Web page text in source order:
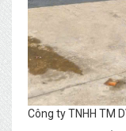
Công ty TNHH TM